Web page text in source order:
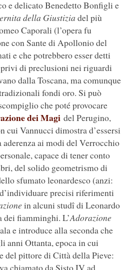
e delicato Benedetto Bonfigli e
della Giustizia del più
Caporali (l’opera fu
con Sante di Apollonio del
e che potrebbero esser detti
privi di preclusioni nei riguardi
dalla Toscana, ma comunque
fondi oro. Si può
che poté provocare
dei Magi del Perugino,
cui Vannucci dimostra d’essersi
aderenza ai modi del Verrocchio
capace di tener conto
del solido geometrismo di
sfumato leonardesco (anzi:
precisi riferimenti
in alcuni studî di Leonardo
fiamminghi. L’Adorazione
e introduce alla seconda che
anni Ottanta, epoca in cui
del pittore di Città della Pieve:
chiamato da Sisto IV ad